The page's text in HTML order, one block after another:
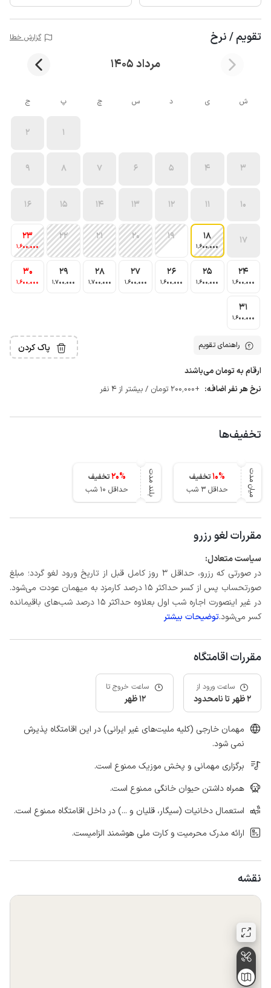
تقویم / نرخ گزارش خطا
مرداد 1405
ش ی د س چ پ ج
1
2
3
4
5
6
7
8
9
10
11
12
13
14
15
16
17
18
1٬600٬000
19
20
21
22
23
1٬600٬000
24
1٬600٬000
25
1٬600٬000
26
1٬600٬000
27
1٬600٬000
28
1٬700٬000
29
1٬700٬000
30
1٬600٬000
31
1٬600٬000
راهنمای تقویم پاک کردن
ارقام به تومان می‌باشند
نرخ هر نفر اضافه: +200٬000 تومان / بیشتر از 4 نفر
تخفیف‌ها
میان مدت 10%
تخفیف
حداقل 3 شب
بلند مدت 20%
تخفیف
حداقل 10 شب
مقررات لغو رزرو
سیاست متعادل:
در صورتی که رزرو، حداقل 3 روز کامل قبل از تاریخ ورود لغو گردد؛ مبلغ
صورتحساب پس از کسر حداکثر 15 درصد کارمزد به میهمان عودت می‌شود.
در غیر اینصورت اجاره شب اول بعلاوه حداکثر 15 درصد شب‌های باقیمانده
کسر می‌شود.توضیحات بیشتر
مقررات اقامتگاه
ساعت ورود از
2 ظهر تا نامحدود
ساعت خروج تا
12 ظهر
مهمان خارجی (کلیه ملیت‌های غیر ایرانی) در این اقامتگاه پذیرش
نمی شود.
برگزاری مهمانی و پخش موزیک ممنوع است.
همراه داشتن حیوان خانگی ممنوع است.
استعمال دخانیات (سیگار، قلیان و ...) در داخل اقامتگاه ممنوع است.
ارائه مدرک محرمیت و کارت ملی هوشمند الزامیست.
نقشه